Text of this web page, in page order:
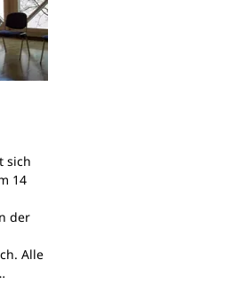
sich
14
der
Alle